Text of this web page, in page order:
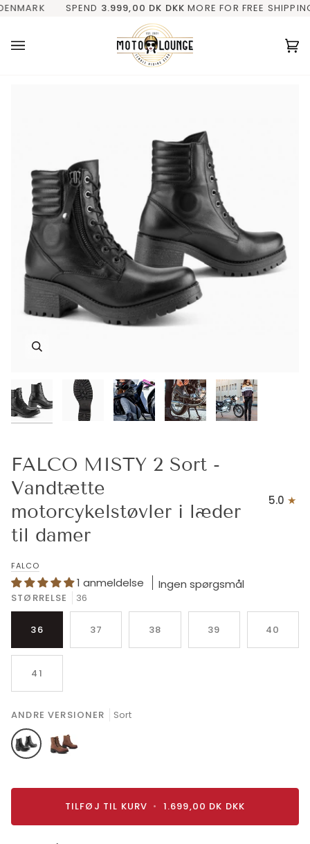
Gå
SPEND3.999,00 DKDKK MORE FOR FREE SHIPPING IN
✓ KVINDELIG EJER ✓ FRA FYN (DK) ✓
FALCO MISTY 2 Sort -
Vandtætte
motorcykelstøvler i læder
til damer
5.0
FALCO
1 anmeldelse Ingen spørgsmål
STØRRELSE 36
36 37 38 39 40
41
ANDRE VERSIONER Sort
TILFØJ TIL KURV • 1.699,00 DK DKK